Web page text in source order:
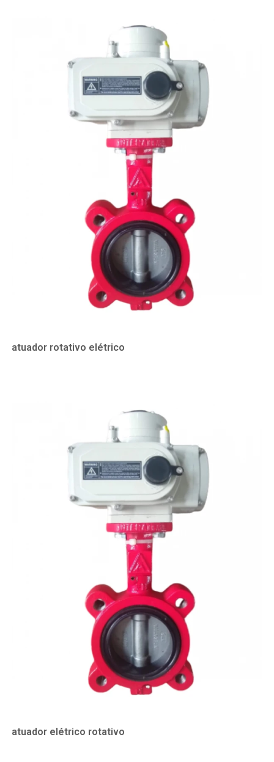
atuador rotativo elétrico
atuador elétrico rotativo